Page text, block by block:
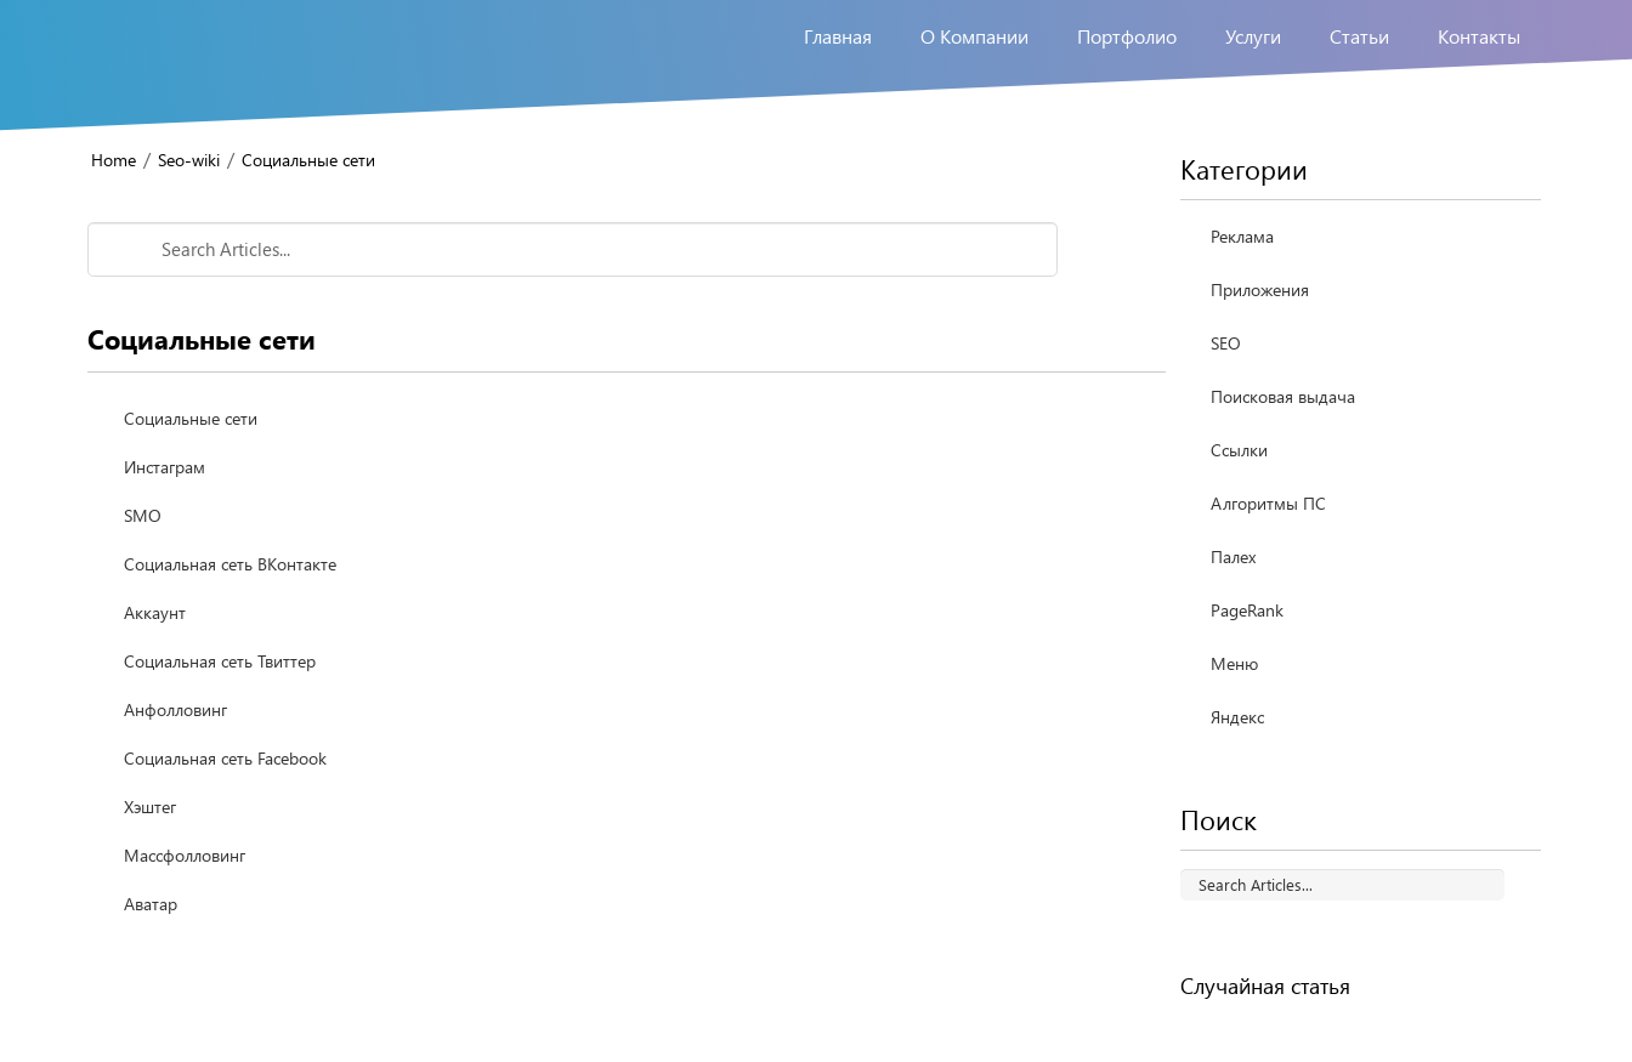
Главная О Компании Портфолио Услуги Статьи Контакты
Home / Seo-wiki / Социальные сети
Социальные сети
Социальные сети
Инстаграм
SMO
Социальная сеть ВКонтакте
Аккаунт
Социальная сеть Твиттер
Анфолловинг
Социальная сеть Facebook
Хэштег
Массфолловинг
Аватар
Категории
Реклама
Приложения
SEO
Поисковая выдача
Ссылки
Алгоритмы ПС
Палех
PageRank
Меню
Яндекс
Поиск
Случайная статья